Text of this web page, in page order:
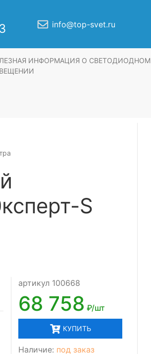
info@top-svet.ru
ИНФОРМАЦИЯ О СВЕТОДИОДНОМ
S
артикул 100668
68 758 ₽/шт
КУПИТЬ
Наличие: под заказ